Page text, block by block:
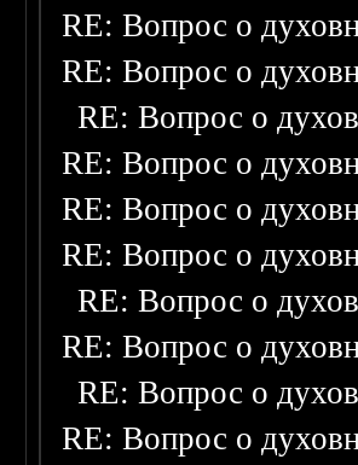
RE: Вопрос о
RE: Вопрос о
RE: Вопрос о
RE: Вопрос о
RE: Вопрос о
RE: Вопрос о
RE: Вопрос о
RE: Вопрос о
RE: Вопрос о
RE: Вопрос о